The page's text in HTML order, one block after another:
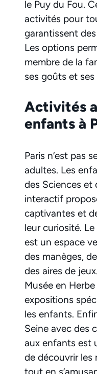
le Puy du Fou.
activités pour
garantissent
Les options
membre de la
ses goûts et ses
Activités
enfants à
Paris n’est pas
adultes. Les
des Sciences et
interactif
captivantes et
leur curiosité.
est un espace
des manèges,
des aires de
Musée en
expositions
les enfants.
Seine avec des
aux enfants est
de découvrir les